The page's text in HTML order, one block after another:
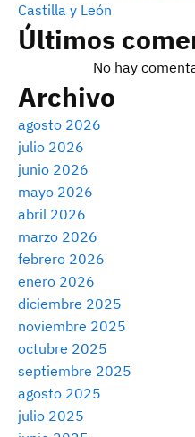
Castilla y León
Últimos
No hay
Archivo
agosto 2026
julio 2026
junio 2026
mayo 2026
abril 2026
marzo 2026
febrero 2026
enero 2026
diciembre 2025
noviembre 2025
octubre 2025
septiembre 2025
agosto 2025
julio 2025